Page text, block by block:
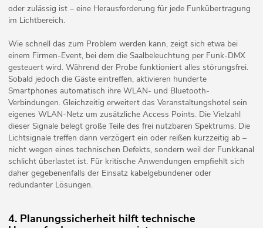
oder zulässig ist – eine Herausforderung für jede Funkübertragung
im Lichtbereich.
Wie schnell das zum Problem werden kann, zeigt sich etwa bei
einem Firmen-Event, bei dem die Saalbeleuchtung per Funk-DMX
gesteuert wird. Während der Probe funktioniert alles störungsfrei.
Sobald jedoch die Gäste eintreffen, aktivieren hunderte
Smartphones automatisch ihre WLAN- und Bluetooth-
Verbindungen. Gleichzeitig erweitert das Veranstaltungshotel sein
eigenes WLAN-Netz um zusätzliche Access Points. Die Vielzahl
dieser Signale belegt große Teile des frei nutzbaren Spektrums. Die
Lichtsignale treffen dann verzögert ein oder reißen kurzzeitig ab –
nicht wegen eines technischen Defekts, sondern weil der Funkkanal
schlicht überlastet ist. Für kritische Anwendungen empfiehlt sich
daher gegebenenfalls der Einsatz kabelgebundener oder
redundanter Lösungen.
4. Planungssicherheit hilft technische